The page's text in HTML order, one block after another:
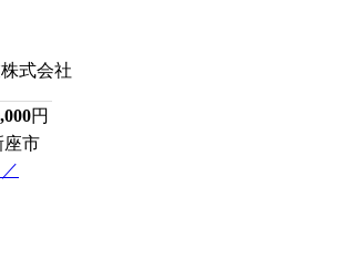
式会社
円
市